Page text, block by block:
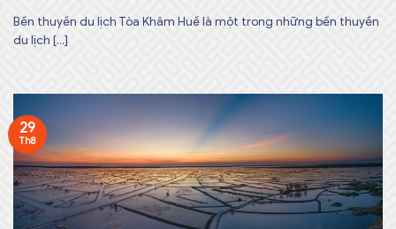
Bến thuyền du lịch Tòa Khâm Huế là một trong những bến thuyền
du lịch [...]
29
Th8